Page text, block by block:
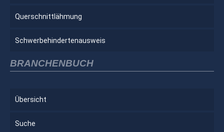
Querschnittlähmung
Schwerbehindertenausweis
BRANCHENBUCH
Übersicht
Suche